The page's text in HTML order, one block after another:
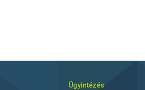
Ügyintézés